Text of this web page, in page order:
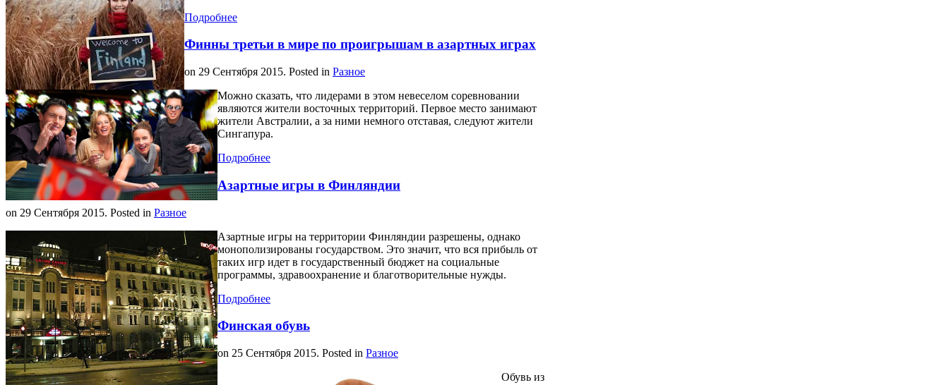
Подробнее
Финны третьи в мире по проигрышам в азартных играх
on 29 Сентября 2015. Posted in Разное
Можно сказать, что лидерами в этом невеселом соревновании
являются жители восточных территорий. Первое место занимают
жители Австралии, а за ними немного отставая, следуют жители
Сингапура.
Подробнее
Азартные игры в Финляндии
on 29 Сентября 2015. Posted in Разное
Азартные игры на территории Финляндии разрешены, однако
монополизированы государством. Это значит, что вся прибыль от
таких игр идет в государственный бюджет на социальные
программы, здравоохранение и благотворительные нужды.
Подробнее
Финская обувь
on 25 Сентября 2015. Posted in Разное
Обувь из